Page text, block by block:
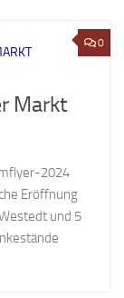
0
Markt
2024
Eröffnung
und 5